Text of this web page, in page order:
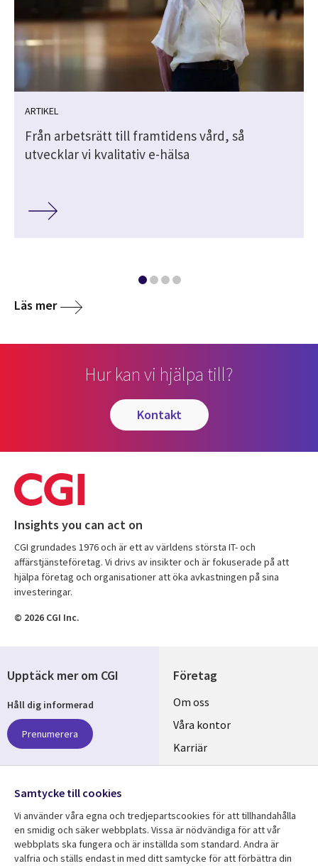
ARTIKEL
Från arbetsrätt till framtidens vård, så
utvecklar vi kvalitativ e-hälsa
Läs mer
Hur kan vi hjälpa till?
kontakt
Insights you can act on
CGI grundades 1976 och är ett av världens största IT- och
affärstjänsteföretag. Vi drivs av insikter och är fokuserade på att
hjälpa företag och organisationer att öka avkastningen på sina
investeringar.
© 2026 CGI Inc.
Företag
Useful
links
SWEDEN
Om oss
Våra kontor
Karriär
Hållbarhet
Upptäck mer om CGI
Håll dig informerad
Prenumerera
Följ oss
Social
Media
SWEDEN
Samtycke till cookies
Vi använder våra egna och tredjepartscookies för att tillhandahålla
en smidig och säker webbplats. Vissa är nödvändiga för att vår
webbplats ska fungera och är inställda som standard. Andra är
valfria och ställs endast in med ditt samtycke för att förbättra din